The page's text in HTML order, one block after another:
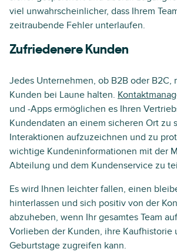
viel unwahrscheinlicher, dass Ihrem
zeitraubende Fehler unterlaufen.
Zufriedenere Kunden
Jedes Unternehmen, ob B2B oder B2C,
Kunden bei Laune halten.
und -Apps ermöglichen es Ihren
Kundendaten an einem sicheren Ort zu
Interaktionen aufzuzeichnen und zu
wichtige Kundeninformationen mit der
Abteilung und dem Kundenservice zu
Es wird Ihnen leichter fallen, einen
hinterlassen und sich positiv von der
abzuheben, wenn Ihr gesamtes Team
Vorlieben der Kunden, ihre Kaufhistorie
Geburtstage zugreifen kann.